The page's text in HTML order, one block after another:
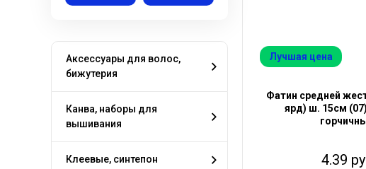
Аксессуары для волос,
бижутерия
Канва, наборы для
вышивания
Клеевые, синтепон
Лучшая цена
Фатин средней
ярд) ш. 15см
4.39